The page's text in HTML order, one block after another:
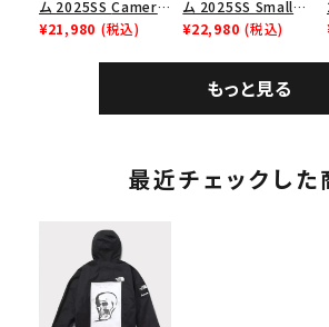
ム 2025SS Camera
Bag + Mini Pouch
¥21,980 (税込)
ム 2025SS Small
Box Tee スモールボ
¥22,980 (税込)
もっと見る
最近チェックした